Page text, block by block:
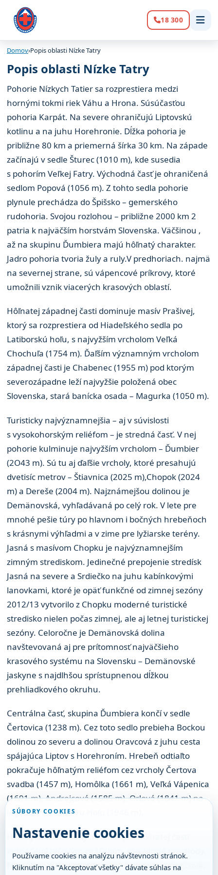
Volanie:
18 300
Domov›Popis oblasti Nízke Tatry
Popis oblasti Nízke Tatry
Pohorie Nízkych Tatier sa rozprestiera medzi
hornými tokmi riek Váhu a Hrona. Súsúčasťou
pohoria Karpát. Na severe ohraničujú Liptovskú
kotlinu a na juhu Horehronie. Dĺžka pohoria je
približne 80 km a priemerná šírka 30 km. Na západe
začínajú v sedle Šturec (1010 m), kde susedia
s pohorím Veľkej Fatry. Východná časť je ohraničená
sedlom Popová (1056 m). Z tohto sedla pohorie
plynule prechádza do Špišsko – gemerského
rudohoria. Svojou rozlohou – približne 2000 km 2
patria k najväčším horstvám Slovenska. Väčšinou ,
až na skupinu Ďumbiera majú hôľnatý charakter.
Jadro pohoria tvoria žuly a ruly.V predhoriach. najmä
na severnej strane, sú vápencové príkrovy, ktoré
umožnili vznik viacerých krasových oblastí.
Hôľnatej západnej časti dominuje masív Prašivej,
ktorý sa rozprestiera od Hiadeľského sedla po
Latiborskú hoľu, s najvyžším vrcholom Veľká
Chochuľa (1754 m). Ďaľším významným vrcholom
západnej časti je Chabenec (1955 m) pod ktorým
severozápadne leží najvyžšie položená obec
Slovenska, stará banícka osada – Magurka (1050 m).
Turisticky najvýznamnejšia – aj v súvislosti
s vysokohorským reliéfom – je stredná časť. V nej
pohorie kulminuje najvyžším vrcholom – Ďumbier
(2O43 m). Sú tu aj ďaľšie vrcholy, ktoré presahujú
dvetisíc metrov – Štiavnica (2025 m),Chopok (2024
m) a Dereše (2004 m). Najznámejšou dolinou je
Demänovská, vyhľadávaná po celý rok. V lete pre
mnohé pešie túry po hlavnom i bočných hrebeňoch
s krásnymi výhľadmi a v zime pre lyžiarske terény.
Jasná s masívom Chopku je najvýznamnejším
zimným strediskom. Jedinečné prepojenie stredísk
Jasná na severe a Srdiečko na juhu kabínkovými
lanovkami, ktoré je opäť funkčné od zimnej sezóny
2012/13 vytvorilo z Chopku moderné turistické
stredisko nielen počas zimnej, ale aj letnej turistickej
sezóny. Celoročne je Demänovská dolina
navštevovaná aj pre prítomnosť najväčšieho
krasového systému na Slovensku – Demänovské
jaskyne s najdlhšou sprístupnenou dĺžkou
prehliadkového okruhu.
Centrálna časť, skupina Ďumbiera končí v sedle
Čertovica (1238 m). Cez toto sedlo prebieha Bockou
dolinou zo severu a dolinou Oravcová z juhu cesta
spájajúca Liptov s Horehroním. Hrebeň odtiaľto
pokračuje hôľnatým reliéfom cez vrcholy Čertova
svadba (1457 m), Homôlka (1661 m), Veľká Vápenica
(1691 m), Andrejcová (1585 m), Orlová (1841 m) na
legendárnu Kráľovu Hoľu (1946 m).
Hlavný hrebeň Nízkych Tatier je v hôľnatej časti
vyznačený tyčovým značením, pre zimné prechody.
Na núdzové ubytovanie slúžia útulne – Andrejcová,
SÚBORY COOKIES
Nastavenie cookies
Používame cookies na analýzu návštevnosti stránok.
Kliknutím na "Akceptovať všetky" dávate súhlas na